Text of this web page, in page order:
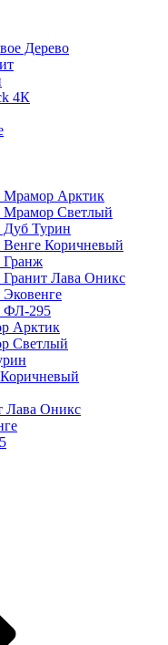
Дерево
4К
Мрамор Арктик
Светлый
Турин
Коричневый
Гранж
Лава Оникс
ФЛ-295
Арктик
Светлый
Лава Оникс